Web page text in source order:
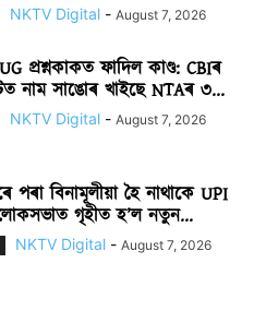
NKTV Digital - August 7, 2026
প্ৰশ্নকাকত ফাদিল কাণ্ড: CBIৰ
নাম সাঙোৰ খাইছে NTAৰ ৩...
NKTV Digital - August 7, 2026
পৰা বিনামূলীয়া হৈ নাথাকে UPI
গৃহীত হ’ল নতুন...
NKTV Digital - August 7, 2026